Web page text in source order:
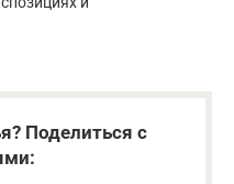
Поделиться с